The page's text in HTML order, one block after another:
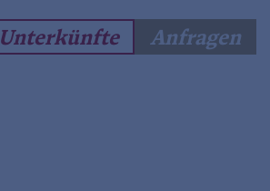
Unterkünfte Anfragen